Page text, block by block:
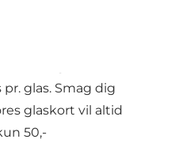
glas. Smag dig
glaskort vil altid
50,-